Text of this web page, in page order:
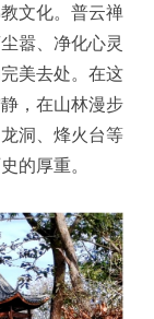
文化。普云禅
嚣、净化心灵
美去处。在这
，在山林漫步
洞、烽火台等
的厚重。